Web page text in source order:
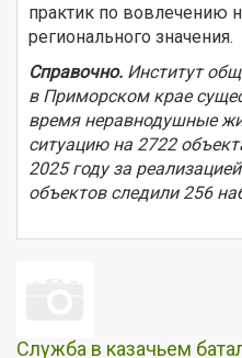
практик по вовлечению
регионального значения.
Справочно. Институт
в Приморском крае
время неравнодушные
ситуацию на 2722
2025 году за
объектов следили 256
Служба в казачьем